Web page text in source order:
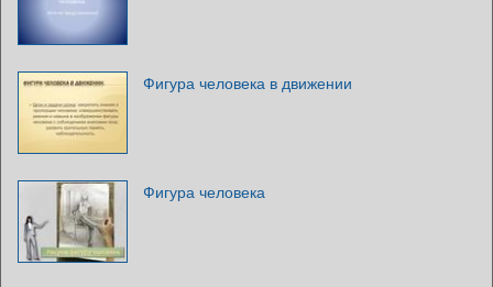
Фигура человека в движении
Фигура человека